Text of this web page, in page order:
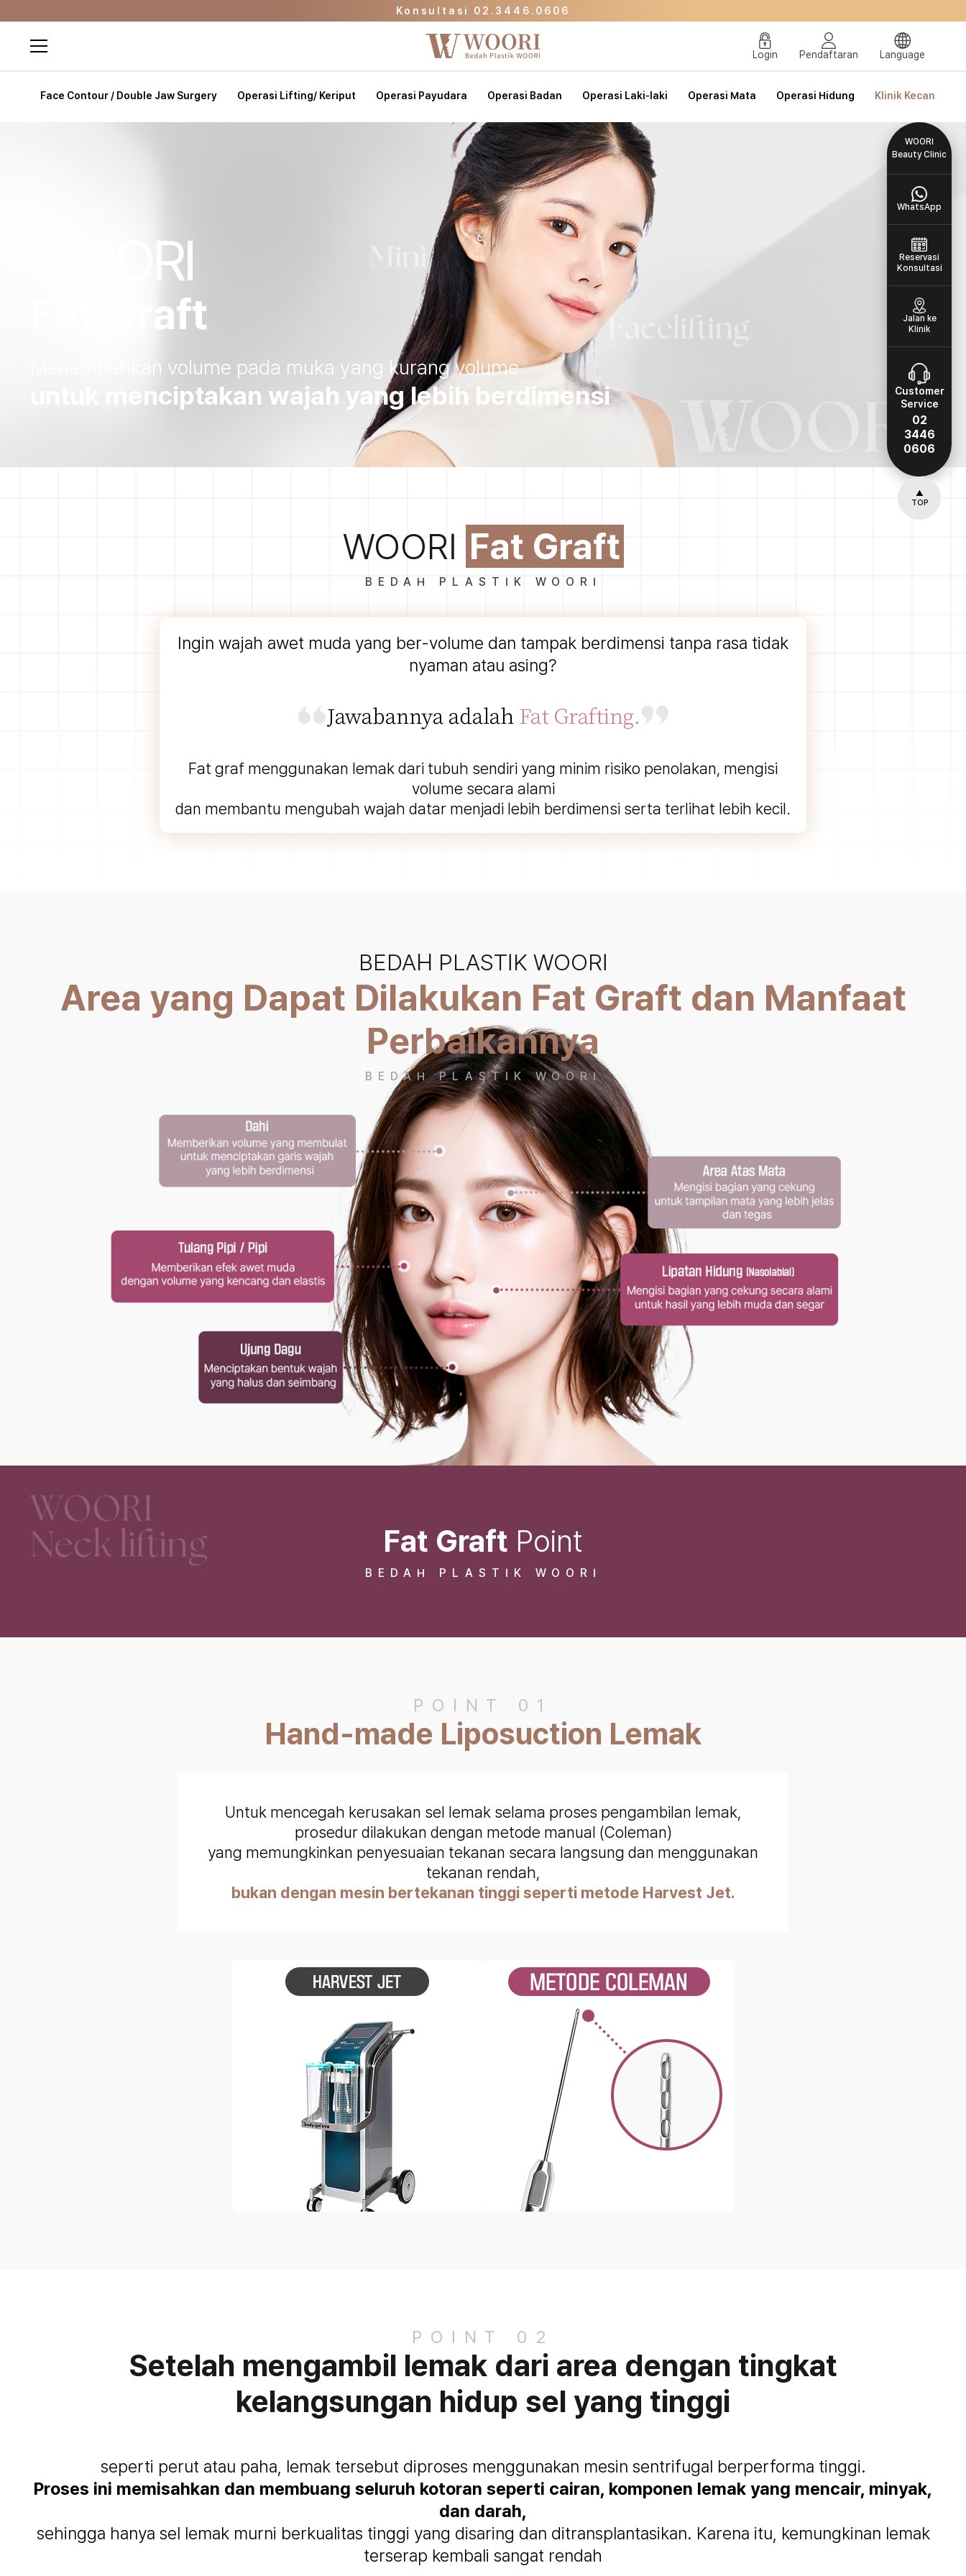
Konsultasi 02.3446.0606
Halaman Promo
Klinik Kecantikan WOORI Langsung ke Halaman Utama
Halaman Promo
Login Pendaftaran Language
Face Contour / Double Jaw Surgery Operasi Lifting/ Keriput Operasi Payudara Operasi Badan Operasi Laki-laki Operasi Mata Operasi Hidung Klinik Kecantikan
WOORI
Beauty Clinic
WhatsApp
Reservasi
Konsultasi
Jalan ke
Klinik
Customer
Service
02
3446
0606
▲
TOP
WOORI
Fat Graft
Menambahkan volume pada muka yang kurang volume
untuk menciptakan wajah yang lebih berdimensi
WOORI Fat Graft
BEDAH PLASTIK WOORI
Ingin wajah awet muda yang ber-volume dan tampak berdimensi tanpa rasa tidak
nyaman atau asing?
Fat graf menggunakan lemak dari tubuh sendiri yang minim risiko penolakan, mengisi
volume secara alami
dan membantu mengubah wajah datar menjadi lebih berdimensi serta terlihat lebih kecil.
BEDAH PLASTIK WOORI
Area yang Dapat Dilakukan Fat Graft dan Manfaat
Perbaikannya
BEDAH PLASTIK WOORI
Fat Graft Point
BEDAH PLASTIK WOORI
POINT 01
Hand-made Liposuction Lemak
Untuk mencegah kerusakan sel lemak selama proses pengambilan lemak,
prosedur dilakukan dengan metode manual (Coleman)
yang memungkinkan penyesuaian tekanan secara langsung dan menggunakan
tekanan rendah,
bukan dengan mesin bertekanan tinggi seperti metode Harvest Jet.
POINT 02
Setelah mengambil lemak dari area dengan tingkat
kelangsungan hidup sel yang tinggi
seperti perut atau paha, lemak tersebut diproses menggunakan mesin sentrifugal berperforma tinggi.
Proses ini memisahkan dan membuang seluruh kotoran seperti cairan, komponen lemak yang mencair, minyak,
dan darah,
sehingga hanya sel lemak murni berkualitas tinggi yang disaring dan ditransplantasikan. Karena itu, kemungkinan lemak
terserap kembali sangat rendah